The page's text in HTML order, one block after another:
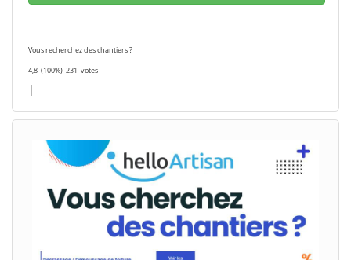
Vous recherchez des chantiers ?
4,8 (100%) 231 votes
|